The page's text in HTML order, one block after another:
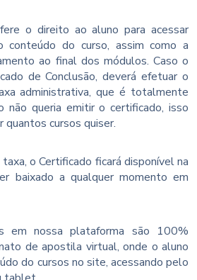
o direito ao aluno para acessar
do curso, assim como a
ao final dos módulos. Caso o
de Conclusão, deverá efetuar o
administrativa, que é totalmente
não queria emitir o certificado, isso
quantos cursos quiser.
o Certificado ficará disponível na
baixado a qualquer momento em
em nossa plataforma são 100%
de apostila virtual, onde o aluno
do cursos no site, acessando pelo